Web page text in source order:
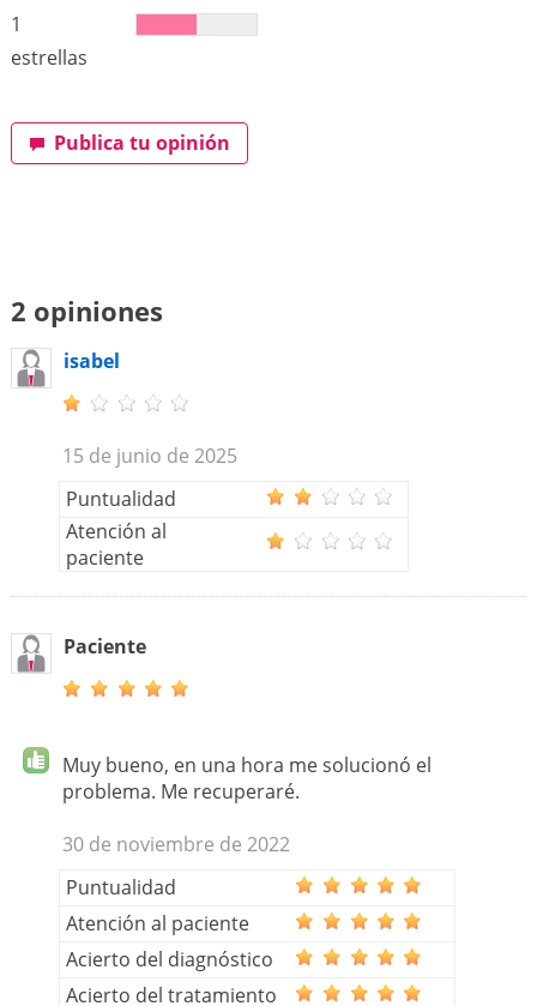
1
estrellas
Publica tu opinión
2 opiniones
isabel
15 de junio de 2025
Puntualidad
Atención al
paciente
Paciente
Muy bueno, en una hora me solucionó el
problema. Me recuperaré.
30 de noviembre de 2022
Puntualidad
Atención al paciente
Acierto del diagnóstico
Acierto del tratamiento